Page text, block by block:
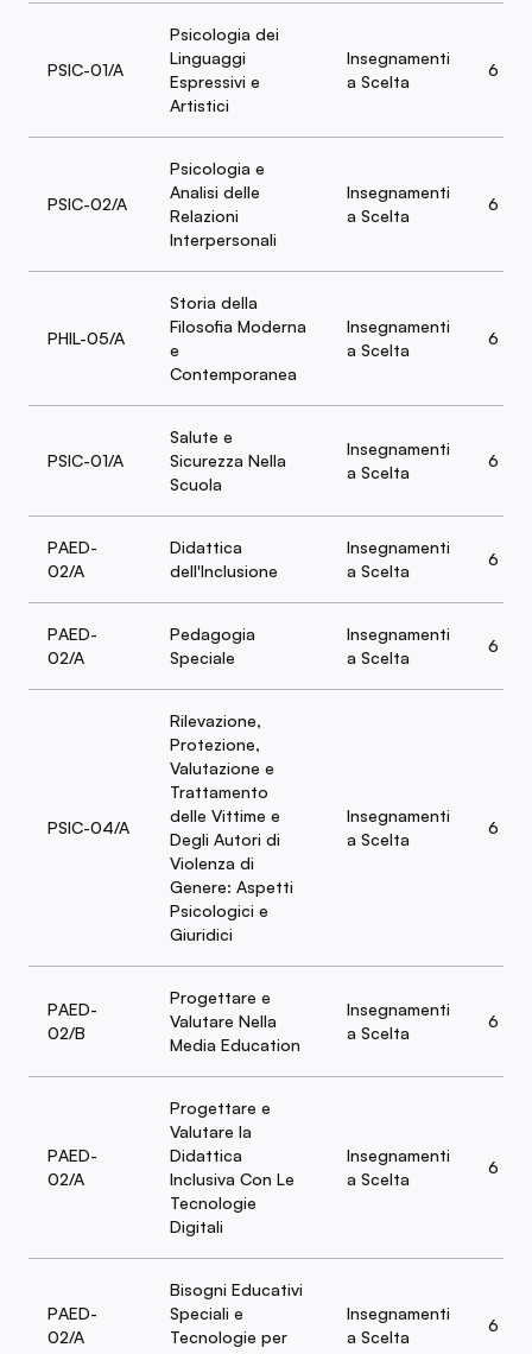
PSIC-01/A
Psicologia dei
Linguaggi
Espressivi e
Artistici
Insegnamenti
a Scelta
6
PSIC-02/A
Psicologia e
Analisi delle
Relazioni
Interpersonali
Insegnamenti
a Scelta
6
PHIL-05/A
Storia della
Filosofia Moderna
e
Contemporanea
Insegnamenti
a Scelta
6
PSIC-01/A
Salute e
Sicurezza Nella
Scuola
Insegnamenti
a Scelta
6
PAED-
02/A
Didattica
dell'Inclusione
Insegnamenti
a Scelta
6
PAED-
02/A
Pedagogia
Speciale
Insegnamenti
a Scelta
6
PSIC-04/A
Rilevazione,
Protezione,
Valutazione e
Trattamento
delle Vittime e
Degli Autori di
Violenza di
Genere: Aspetti
Psicologici e
Giuridici
Insegnamenti
a Scelta
6
PAED-
02/B
Progettare e
Valutare Nella
Media Education
Insegnamenti
a Scelta
6
PAED-
02/A
Progettare e
Valutare la
Didattica
Inclusiva Con Le
Tecnologie
Digitali
Insegnamenti
a Scelta
6
PAED-
02/A
Bisogni Educativi
Speciali e
Tecnologie per
Insegnamenti
a Scelta
6